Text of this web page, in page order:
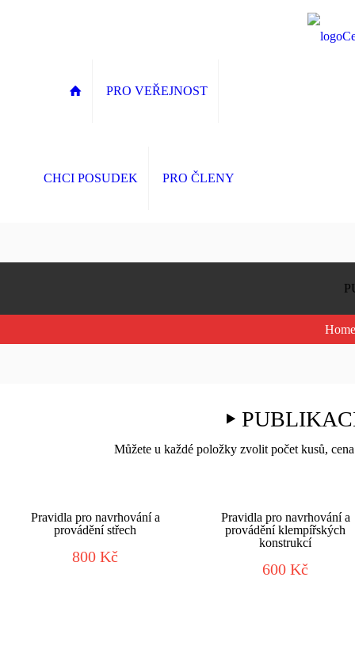
PRO VEŘEJNOST
CHCI POSUDEK PRO ČLENY
Home
Můžete u každé položky zvolit počet kusů,
Pravidla pro navrhování a
provádění střech
800 Kč
Pravidla pro navrhování a
provádění klempířských
konstrukcí
600 Kč